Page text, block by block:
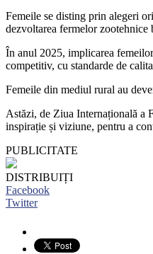
Femeile se disting prin alegeri
dezvoltarea fermelor
În anul 2025, implicarea
competitiv, cu standarde de
Femeile din mediul rural au
Astăzi, de Ziua Internațională a
inspirație și viziune, pentru a
PUBLICITATE
DISTRIBUIȚI
Facebook
Twitter